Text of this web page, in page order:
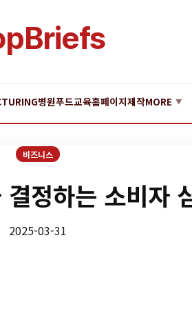
병원푸드교육홈페이지제작MORE ▼
비즈니스
정하는 소비자
2025-03-31